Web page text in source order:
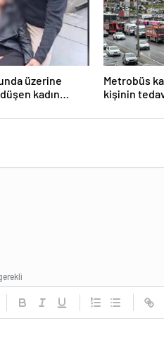
üzerine
kadın
Metrobüs
kişinin